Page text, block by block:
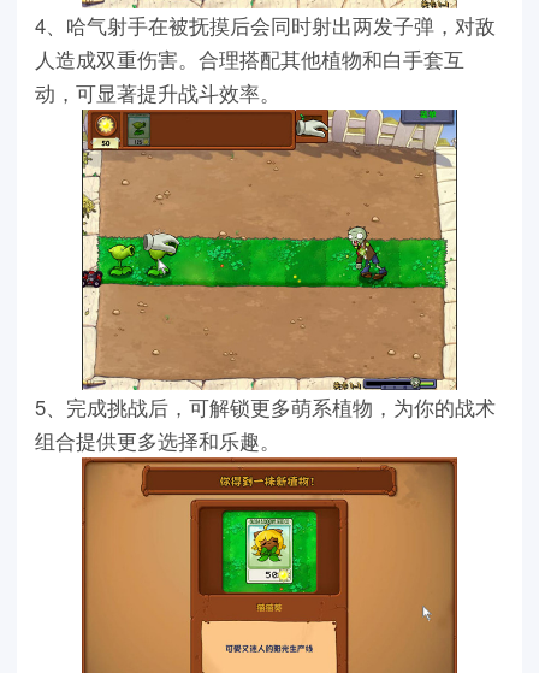
4、哈气射手在被抚摸后会同时射出两发子弹，对敌
人造成双重伤害。合理搭配其他植物和白手套互
动，可显著提升战斗效率。
5、完成挑战后，可解锁更多萌系植物，为你的战术
组合提供更多选择和乐趣。